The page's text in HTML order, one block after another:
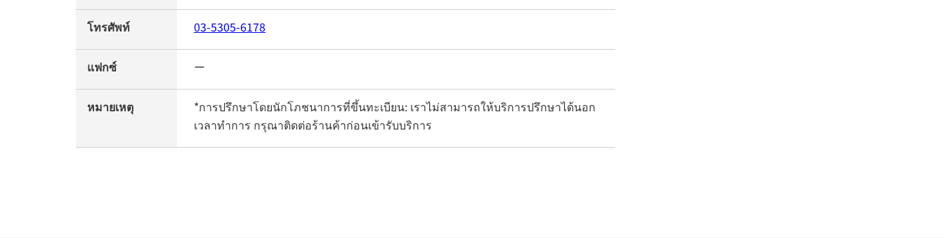
โทรศัพท์ 03-5305-6178
แฟกซ์ ー
หมายเหตุ
*การปรึกษาโดยนักโภชนาการที่ขึ้นทะเบียน: เราไม่สามารถให้บริการปรึกษาได้นอก
เวลาทำการ กรุณาติดต่อร้านค้าก่อนเข้ารับบริการ